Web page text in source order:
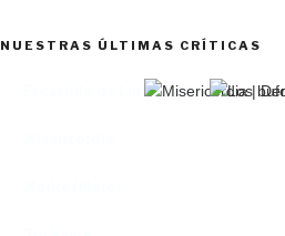
NUESTRAS ÚLTIMAS CRÍTICAS
El castillo de Lindabridis